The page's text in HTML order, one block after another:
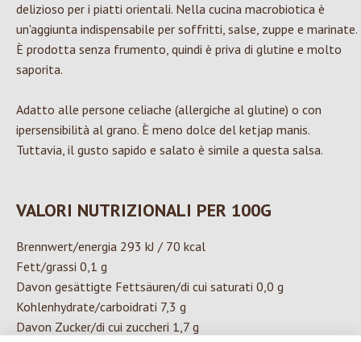
delizioso per i piatti orientali. Nella cucina macrobiotica è
un'aggiunta indispensabile per soffritti, salse, zuppe e marinate.
È prodotta senza frumento, quindi è priva di glutine e molto
saporita.
Adatto alle persone celiache (allergiche al glutine) o con
ipersensibilità al grano. È meno dolce del ketjap manis.
Tuttavia, il gusto sapido e salato è simile a questa salsa.
VALORI NUTRIZIONALI PER 100G
Brennwert/energia 293 kJ / 70 kcal
Fett/grassi 0,1 g
Davon gesättigte Fettsäuren/di cui saturati 0,0 g
Kohlenhydrate/carboidrati 7,3 g
Davon Zucker/di cui zuccheri 1,7 g